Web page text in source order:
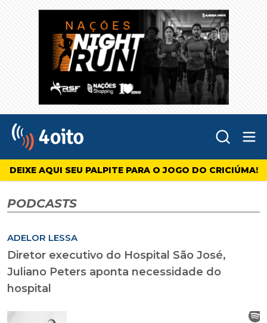
4oito
DEIXE AQUI SEU PALPITE PARA O JOGO DO CRICIÚMA!
PODCASTS
ADELOR LESSA
Diretor executivo do Hospital São José,
Juliano Peters aponta necessidade do
hospital